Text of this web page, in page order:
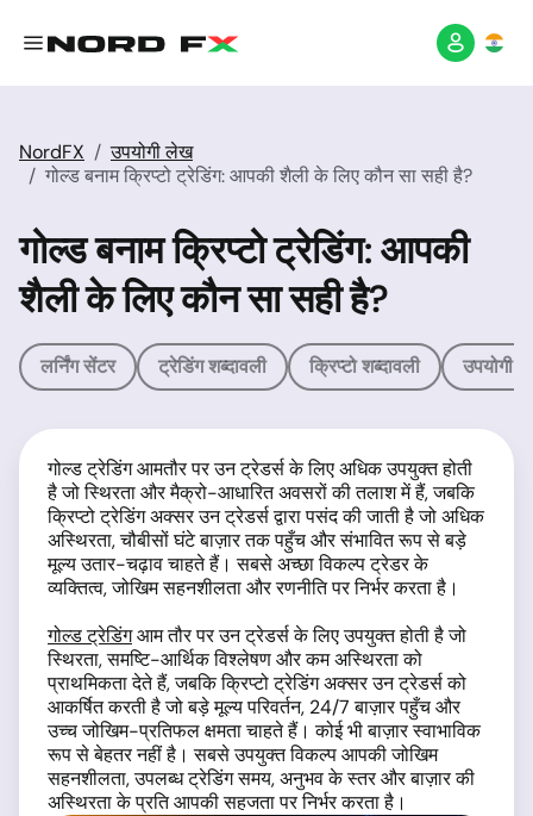
NordFX
उपयोगी लेख
गोल्ड बनाम क्रिप्टो ट्रेडिंग: आपकी शैली के लिए कौन सा सही है?
गोल्ड बनाम क्रिप्टो ट्रेडिंग: आपकी
शैली के लिए कौन सा सही है?
लर्निंग सेंटर ट्रेडिंग शब्दावली क्रिप्टो शब्दावली उपयोगी
गोल्ड ट्रेडिंग आमतौर पर उन ट्रेडर्स के लिए अधिक उपयुक्त होती
है जो स्थिरता और मैक्रो-आधारित अवसरों की तलाश में हैं, जबकि
क्रिप्टो ट्रेडिंग अक्सर उन ट्रेडर्स द्वारा पसंद की जाती है जो अधिक
अस्थिरता, चौबीसों घंटे बाज़ार तक पहुँच और संभावित रूप से बड़े
मूल्य उतार-चढ़ाव चाहते हैं। सबसे अच्छा विकल्प ट्रेडर के
व्यक्तित्व, जोखिम सहनशीलता और रणनीति पर निर्भर करता है।
गोल्ड ट्रेडिंगआम तौर पर उन ट्रेडर्स के लिए उपयुक्त होती है जो
स्थिरता, समष्टि-आर्थिक विश्लेषण और कम अस्थिरता को
प्राथमिकता देते हैं, जबकि क्रिप्टो ट्रेडिंग अक्सर उन ट्रेडर्स को
आकर्षित करती है जो बड़े मूल्य परिवर्तन, 24/7 बाज़ार पहुँच और
उच्च जोखिम-प्रतिफल क्षमता चाहते हैं। कोई भी बाज़ार स्वाभाविक
रूप से बेहतर नहीं है। सबसे उपयुक्त विकल्प आपकी जोखिम
सहनशीलता, उपलब्ध ट्रेडिंग समय, अनुभव के स्तर और बाज़ार की
अस्थिरता के प्रति आपकी सहजता पर निर्भर करता है।